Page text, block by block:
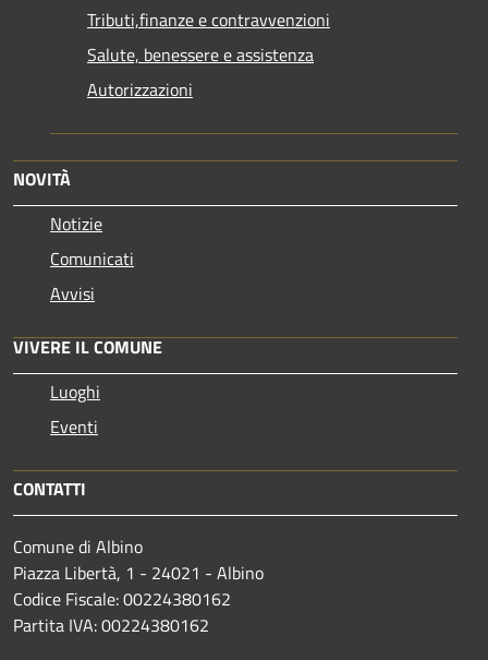
Tributi,finanze e contravvenzioni
Salute, benessere e assistenza
Autorizzazioni
NOVITÀ
Notizie
Comunicati
Avvisi
VIVERE IL COMUNE
Luoghi
Eventi
CONTATTI
Comune di Albino
Piazza Libertà, 1 - 24021 - Albino
Codice Fiscale: 00224380162
Partita IVA: 00224380162